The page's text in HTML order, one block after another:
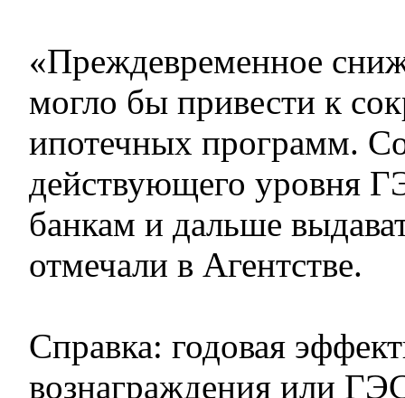
«Преждевременное
могло бы привести к
ипотечных программ.
действующего уровня
банкам и дальше
отмечали в Агентстве.
Справка: годовая
вознаграждения или